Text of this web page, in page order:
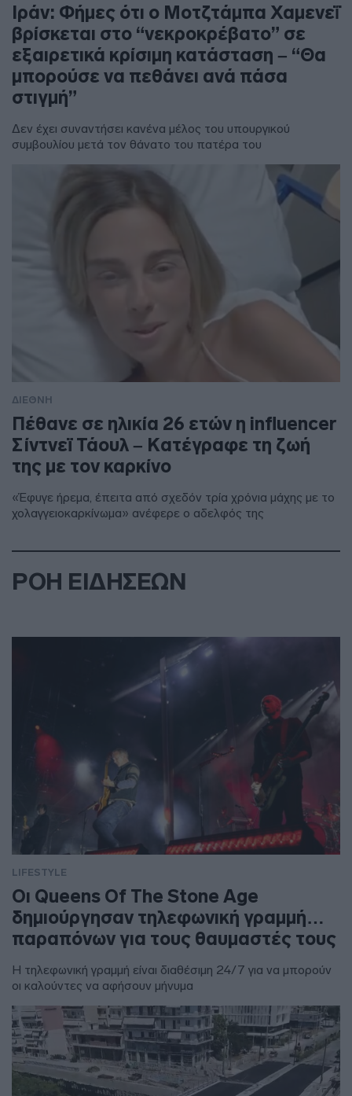
Ιράν: Φήμες ότι ο Μοτζτάμπα Χαμενεΐ
βρίσκεται στο “νεκροκρέβατο” σε
εξαιρετικά κρίσιμη κατάσταση – “Θα
μπορούσε να πεθάνει ανά πάσα
στιγμή”
Δεν έχει συναντήσει κανένα μέλος του υπουργικού
συμβουλίου μετά τον θάνατο του πατέρα του
ΔΙΕΘΝΗ
Πέθανε σε ηλικία 26 ετών η influencer
Σίντνεϊ Τάουλ – Kατέγραφε τη ζωή
της με τον καρκίνο
«Έφυγε ήρεμα, έπειτα από σχεδόν τρία χρόνια μάχης με το
χολαγγειοκαρκίνωμα» ανέφερε ο αδελφός της
ΡΟΗ ΕΙΔΗΣΕΩΝ
LIFESTYLE
Οι Queens Of The Stone Age
δημιούργησαν τηλεφωνική γραμμή…
παραπόνων για τους θαυμαστές τους
Η τηλεφωνική γραμμή είναι διαθέσιμη 24/7 για να μπορούν
οι καλούντες να αφήσουν μήνυμα